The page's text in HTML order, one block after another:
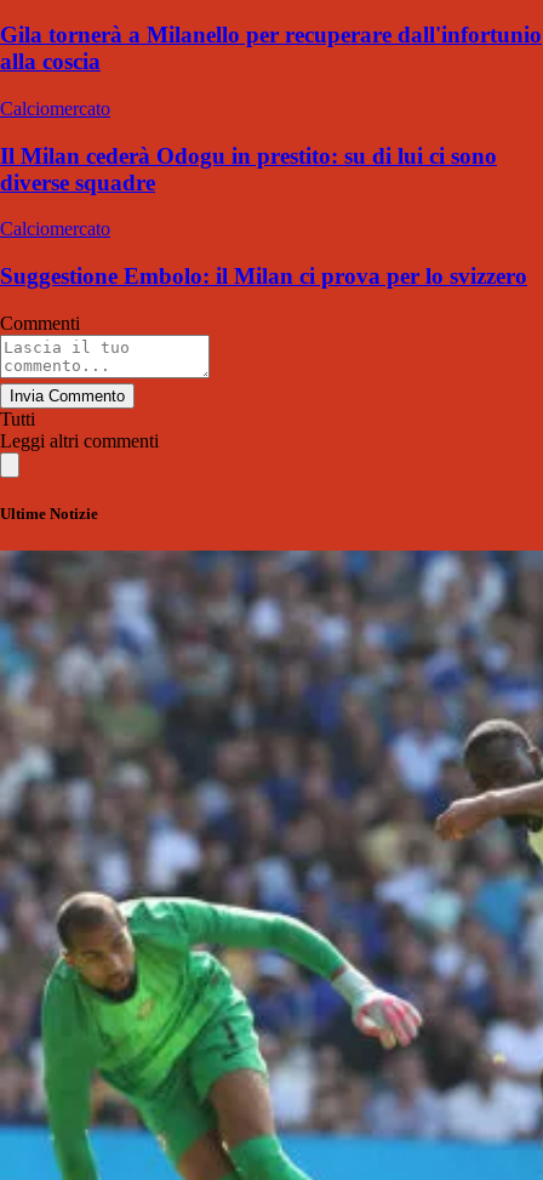
Gila tornerà a Milanello per recuperare dall'infortunio
alla coscia
Calciomercato
Il Milan cederà Odogu in prestito: su di lui ci sono
diverse squadre
Calciomercato
Suggestione Embolo: il Milan ci prova per lo svizzero
Commenti
Invia Commento
Tutti
Leggi altri commenti
Ultime Notizie